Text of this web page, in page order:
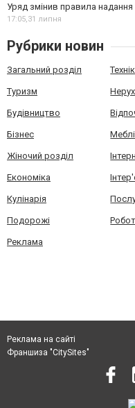
Уряд змінив правила надання
17:05,31 липня
Рубрики новин
Загальний розділ
Туризм
Будівництво
Бізнес Меблі
Жіночий розділ
Економіка
Кулінарія
Подорожі
Реклама
Реклама на сайті
Франшиза "CitySites"